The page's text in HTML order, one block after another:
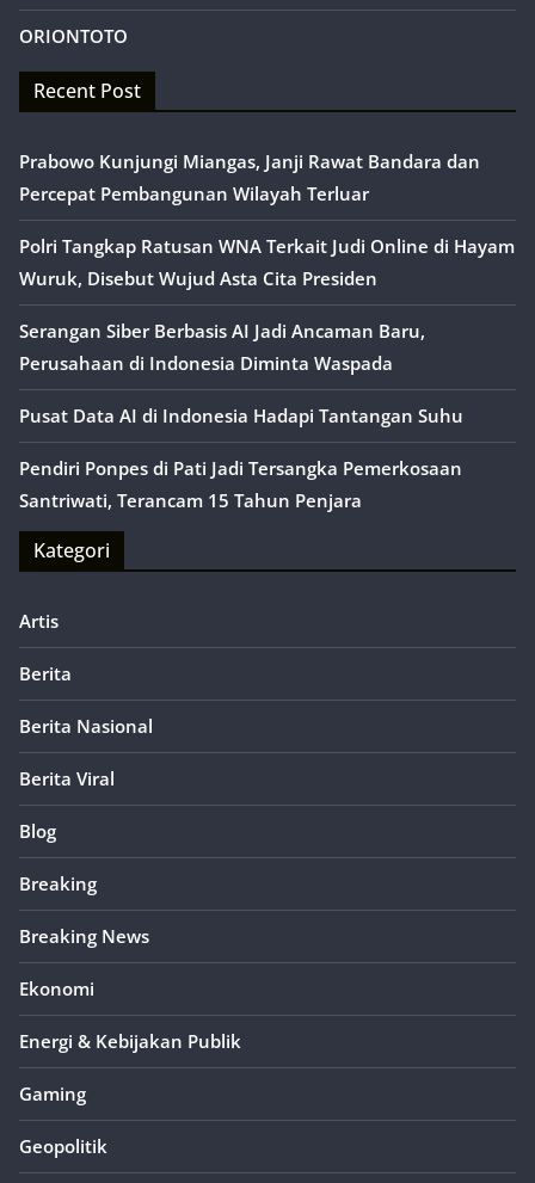
ORIONTOTO
Recent Post
Prabowo Kunjungi Miangas, Janji Rawat Bandara dan
Percepat Pembangunan Wilayah Terluar
Polri Tangkap Ratusan WNA Terkait Judi Online di Hayam
Wuruk, Disebut Wujud Asta Cita Presiden
Serangan Siber Berbasis AI Jadi Ancaman Baru,
Perusahaan di Indonesia Diminta Waspada
Pusat Data AI di Indonesia Hadapi Tantangan Suhu
Pendiri Ponpes di Pati Jadi Tersangka Pemerkosaan
Santriwati, Terancam 15 Tahun Penjara
Kategori
Artis
Berita
Berita Nasional
Berita Viral
Blog
Breaking
Breaking News
Ekonomi
Energi & Kebijakan Publik
Gaming
Geopolitik